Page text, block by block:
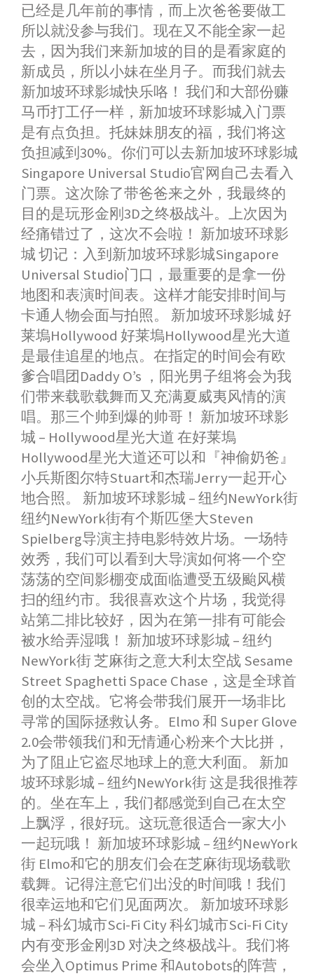
已经是几年前的事情，而上次爸爸要做工
所以就没参与我们。现在又不能全家一起
去，因为我们来新加坡的目的是看家庭的
新成员，所以小妹在坐月子。而我们就去
新加坡环球影城快乐咯！ 我们和大部份赚
马币打工仔一样，新加坡环球影城入门票
是有点负担。托妹妹朋友的福，我们将这
负担减到30%。你们可以去新加坡环球影城
Singapore Universal Studio官网自己去看入
门票。这次除了带爸爸来之外，我最终的
目的是玩形金刚3D之终极战斗。上次因为
经痛错过了，这次不会啦！ 新加坡环球影
城 切记：入到新加坡环球影城Singapore
Universal Studio门口，最重要的是拿一份
地图和表演时间表。这样才能安排时间与
卡通人物会面与拍照。 新加坡环球影城 好
莱塢Hollywood 好莱塢Hollywood星光大道
是最佳追星的地点。在指定的时间会有欧
爹合唱团Daddy O’s ，阳光男子组将会为我
们带来载歌载舞而又充满夏威夷风情的演
唱。那三个帅到爆的帅哥！ 新加坡环球影
城 – Hollywood星光大道 在好莱塢
Hollywood星光大道还可以和『神偷奶爸』
小兵斯图尔特Stuart和杰瑞Jerry一起开心
地合照。 新加坡环球影城 – 纽约NewYork街
纽约NewYork街有个斯匹堡大Steven
Spielberg导演主持电影特效片场。一场特
效秀，我们可以看到大导演如何将一个空
荡荡的空间影棚变成面临遭受五级颱风横
扫的纽约市。我很喜欢这个片场，我觉得
站第二排比较好，因为在第一排有可能会
被水给弄湿哦！ 新加坡环球影城 – 纽约
NewYork街 芝麻街之意大利太空战 Sesame
Street Spaghetti Space Chase，这是全球首
创的太空战。它将会带我们展开一场非比
寻常的国际拯救认务。Elmo 和 Super Glove
2.0会带领我们和无情通心粉来个大比拼，
为了阻止它盗尽地球上的意大利面。 新加
坡环球影城 – 纽约NewYork街 这是我很推荐
的。坐在车上，我们都感觉到自己在太空
上飘浮，很好玩。这玩意很适合一家大小
一起玩哦！ 新加坡环球影城 – 纽约NewYork
街 Elmo和它的朋友们会在芝麻街现场载歌
载舞。记得注意它们出没的时间哦！我们
很幸运地和它们见面两次。 新加坡环球影
城 – 科幻城市Sci-Fi City 科幻城市Sci-Fi City
内有变形金刚3D 对决之终极战斗。我们将
会坐入Optimus Prime 和Autobots的阵营，